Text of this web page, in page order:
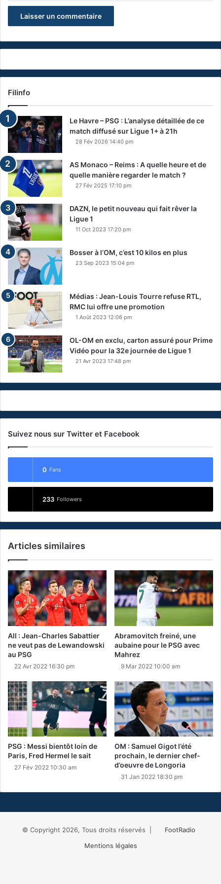
Filinfo
Le Havre – PSG : L’analyse détaillée de ce
match diffusé sur Ligue 1+ à 21h
28 Fév 2026 14:40 pm
AS Monaco – Reims : A quelle heure et de
quelle manière regarder le match ?
27 Fév 2025 17:10 pm
DAZN, le petit nouveau qui fait rêver la
Ligue 1
11 Oct 2023 17:20 pm
Bosser à l’OM, c’est 10 kilos en plus
23 Sep 2023 15:04 pm
Médias : Jean-Louis Tourre refuse RTL,
RMC lui offre une promotion
1 Août 2023 12:06 pm
OL-OM en exclu, carton assuré pour Prime
Vidéo pour la 32e journée de Ligue 1
21 Avr 2023 17:48 pm
Suivez nous sur Twitter et Facebook
0 Fans
233 Followers
Articles similaires
All : Jean-Charles Sabattier
ne veut pas de Lewandowski
au PSG
22 Avr 2022 16:30 pm
Abramovitch freiné, une
aubaine pour le PSG avec
Mahrez
9 Mar 2022 10:00 am
PSG : Messi bientôt loin de
Paris, Fred Hermel le sait
27 Fév 2022 10:30 am
OM : Samuel Gigot l’été
prochain, le dernier chef-
d’oeuvre de Longoria
31 Jan 2022 18:30 pm
© Copyright 2026, Tous droits réservés |
FootRadio
Mentions légales